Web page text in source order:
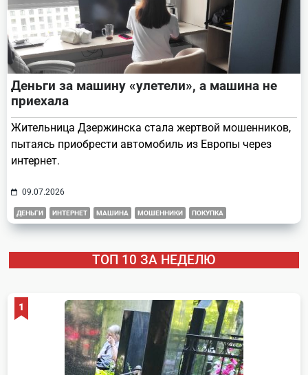
Деньги за машину «улетели», а машина не
приехала
Жительница Дзержинска стала жертвой мошенников,
пытаясь приобрести автомобиль из Европы через
интернет.
09.07.2026
ДЕНЬГИ ИНТЕРНЕТ МАШИНА МОШЕННИКИ ПОКУПКА
ТОП 10 ЗА НЕДЕЛЮ